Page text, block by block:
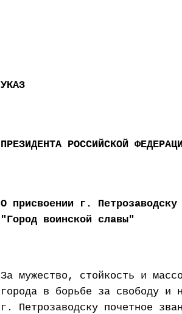
УКАЗ
ПРЕЗИДЕНТА РОССИЙСКОЙ
О присвоении г. Петрозаводску
"Город воинской славы"
За мужество, стойкость и
города в борьбе за свободу и
г. Петрозаводску почетное